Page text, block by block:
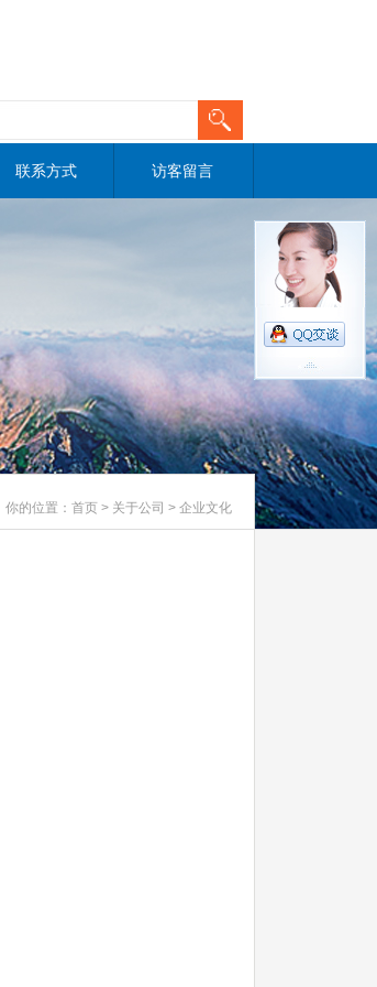
联系方式 访客留言
你的位置： 首页 > 关于公司 > 企业文化